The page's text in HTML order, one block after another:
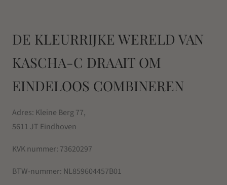
DE KLEURRIJKE WERELD VAN
KASCHA-C DRAAIT OM
EINDELOOS COMBINEREN
Adres: Kleine Berg 77,
5611 JT Eindhoven
KVK nummer: 73620297
BTW-nummer: NL859604457B01